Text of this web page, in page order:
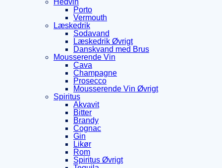
Hedvin
Porto
Vermouth
Læskedrik
Sodavand
Læskedrik Øvrigt
Danskvand med Brus
Mousserende Vin
Cava
Champagne
Prosecco
Mousserende Vin Øvrigt
Spiritus
Akvavit
Bitter
Brandy
Cognac
Gin
Likør
Rom
Spiritus Øvrigt